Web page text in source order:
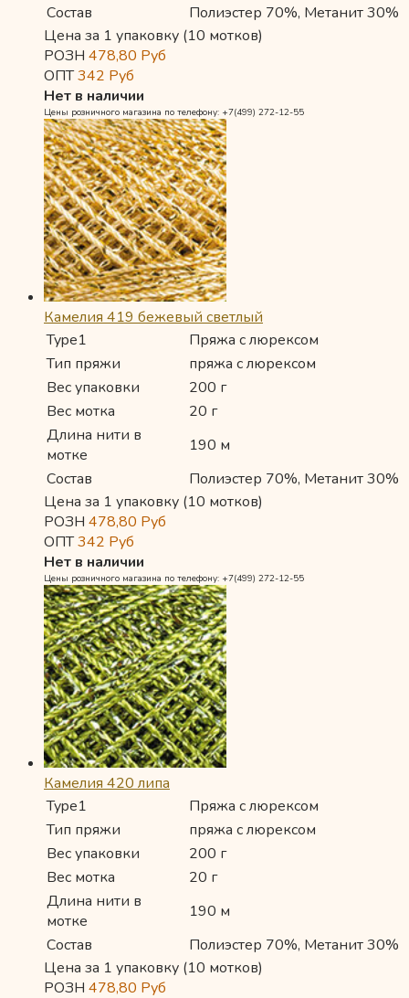
Состав
Полиэстер 70%, Метанит 30%
Цена за 1 упаковку (10 мотков)
РОЗН 478,80 Руб
ОПТ342 Руб
Нет в наличии
Цены розничного магазина по телефону: +7(499) 272-12-55
Камелия 419 бежевый светлый
Type1
Пряжа с люрексом
Тип пряжи
пряжа с люрексом
Вес упаковки
200 г
Вес мотка
20 г
Длина нити в
мотке
190 м
Состав
Полиэстер 70%, Метанит 30%
Цена за 1 упаковку (10 мотков)
РОЗН 478,80 Руб
ОПТ342 Руб
Нет в наличии
Цены розничного магазина по телефону: +7(499) 272-12-55
Камелия 420 липа
Type1
Пряжа с люрексом
Тип пряжи
пряжа с люрексом
Вес упаковки
200 г
Вес мотка
20 г
Длина нити в
мотке
190 м
Состав
Полиэстер 70%, Метанит 30%
Цена за 1 упаковку (10 мотков)
РОЗН 478,80 Руб